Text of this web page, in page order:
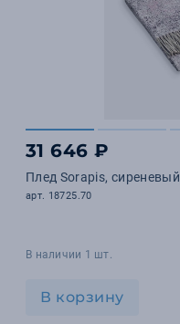
31 646 ₽
Плед Sorapis, сиреневый
арт. 18725.70
В наличии 1 шт.
В корзину